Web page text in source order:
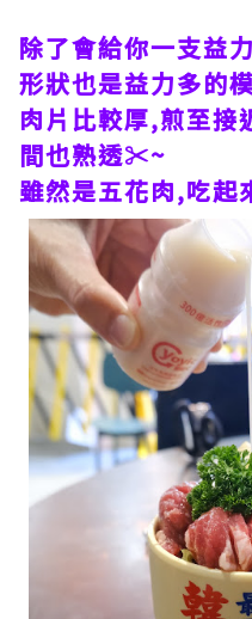
除了會給你一支益
形狀也是益力多的
肉片比較厚,煎至接
間也熟透✂️~
雖然是五花肉,吃起